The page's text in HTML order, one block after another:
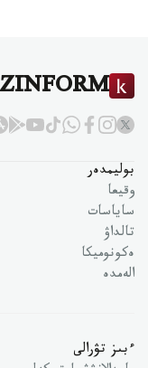
بوليمدەر
وقيعا
ساياسات
تالداۋ
ەكونوميكا
الەمدە
ءبىز تۋرالى